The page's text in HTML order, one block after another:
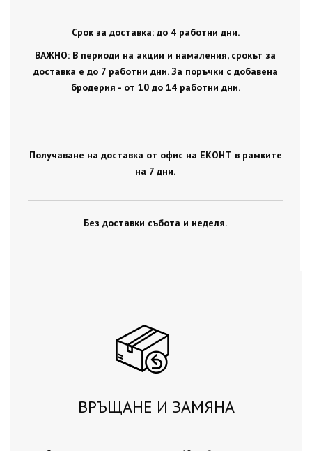
Срок за доставка: до 4 работни дни.
ВАЖНО: В периоди на акции и намаления, срокът за
доставка е до 7 работни дни. За поръчки с добавена
бродерия - от 10 до 14 работни дни.
Получаване на доставка от офис на ЕКОНТ в рамките
на 7 дни.
Без доставки събота и неделя.
ВРЪЩАНЕ И ЗАМЯНА